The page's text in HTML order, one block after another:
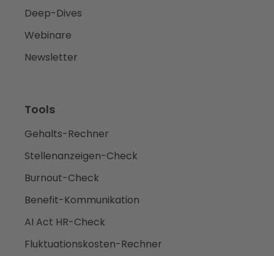
Deep-Dives
Webinare
Newsletter
Tools
Gehalts-Rechner
Stellenanzeigen-Check
Burnout-Check
Benefit-Kommunikation
AI Act HR-Check
Fluktuationskosten-Rechner